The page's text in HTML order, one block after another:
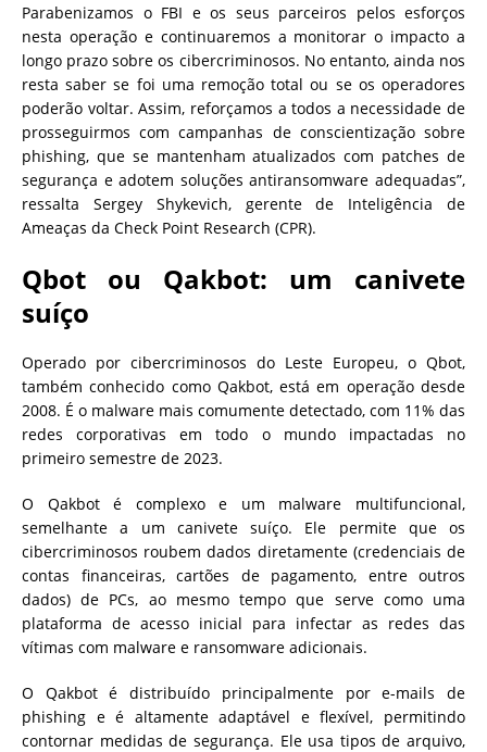
Parabenizamos o FBI e os seus parceiros pelos esforços
nesta operação e continuaremos a monitorar o impacto a
longo prazo sobre os cibercriminosos. No entanto, ainda nos
resta saber se foi uma remoção total ou se os operadores
poderão voltar. Assim, reforçamos a todos a necessidade de
prosseguirmos com campanhas de conscientização sobre
phishing, que se mantenham atualizados com patches de
segurança e adotem soluções antiransomware adequadas”,
ressalta Sergey Shykevich, gerente de Inteligência de
Ameaças da Check Point Research (CPR).
Qbot ou Qakbot: um canivete
suíço
Operado por cibercriminosos do Leste Europeu, o Qbot,
também conhecido como Qakbot, está em operação desde
2008. É o malware mais comumente detectado, com 11% das
redes corporativas em todo o mundo impactadas no
primeiro semestre de 2023.
O Qakbot é complexo e um malware multifuncional,
semelhante a um canivete suíço. Ele permite que os
cibercriminosos roubem dados diretamente (credenciais de
contas financeiras, cartões de pagamento, entre outros
dados) de PCs, ao mesmo tempo que serve como uma
plataforma de acesso inicial para infectar as redes das
vítimas com malware e ransomware adicionais.
O Qakbot é distribuído principalmente por e-mails de
phishing e é altamente adaptável e flexível, permitindo
contornar medidas de segurança. Ele usa tipos de arquivo,